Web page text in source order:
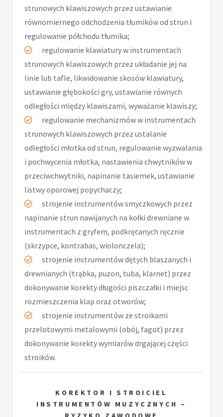
strunowych klawiszowych przez ustawianie
równomiernego odchodzenia tłumików od strun i
regulowanie półchodu tłumika;
regulowanie klawiatury w instrumentach
strunowych klawiszowych przez układanie jej na
linie lub tafle, likwidowanie skosów klawiatury,
ustawianie głębokości gry, ustawianie równych
odległości między klawiszami, wyważanie klawiszy;
regulowanie mechanizmów w instrumentach
strunowych klawiszowych przez ustalanie
odległości młotka od strun, regulowanie wyzwalania
i pochwycenia młotka, nastawienia chwytników w
przeciwchwytniki, napinanie tasiemek, ustawianie
listwy oporowej popychaczy;
strojenie instrumentów smyczkowych przez
napinanie strun nawijanych na kołki drewniane w
instrumentach z gryfem, podkręcanych ręcznie
(skrzypce, kontrabas, wiolonczela);
strojenie instrumentów dętych blaszanych i
drewnianych (trąbka, puzon, tuba, klarnet) przez
dokonywanie korekty długości piszczałki i miejsc
rozmieszczenia klap oraz otworów;
strojenie instrumentów ze stroikami
przelotowymi metalowymi (obój, fagot) przez
dokonywanie korekty wymiarów drgającej części
stroików.
KOREKTOR I STROICIEL
INSTRUMENTÓW MUZYCZNYCH –